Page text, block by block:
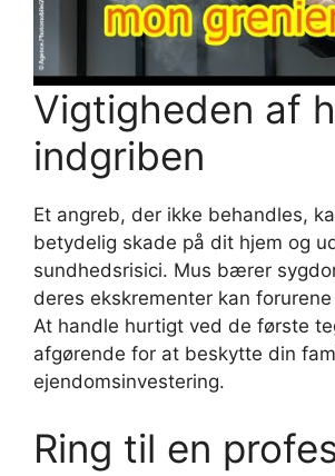
Vigtigheden af
indgriben
Et angreb, der ikke behandles,
betydelig skade på dit hjem og
sundhedsrisici. Mus bærer
deres ekskrementer kan
At handle hurtigt ved de første
afgørende for at beskytte din
ejendomsinvestering.
Ring til en